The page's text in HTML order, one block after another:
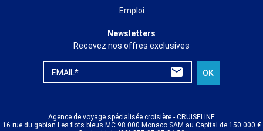
Emploi
Newsletters
Recevez nos offres exclusives
EMAIL* OK
Agence de voyage spécialisée croisière - CRUISELINE
16 rue du gabian Les flots bleus MC 98 000 Monaco SAM au Capital de 150 000 €